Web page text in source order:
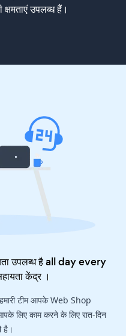
उपलब्ध हैं।
उपलब्ध है all day every
केंद्र।
हमारी टीम आपके Web Shop
लिए काम करने के लिए रात-दिन
है।